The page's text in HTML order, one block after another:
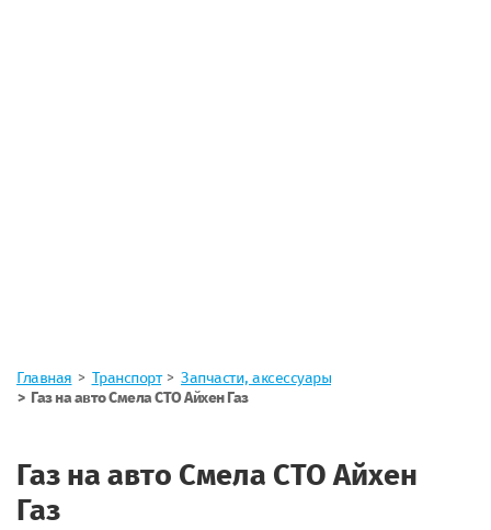
Главная Транспорт
Запчасти, аксессуары
Газ на авто Смела СТО Айхен Газ
Газ на авто Смела СТО Айхен
Газ